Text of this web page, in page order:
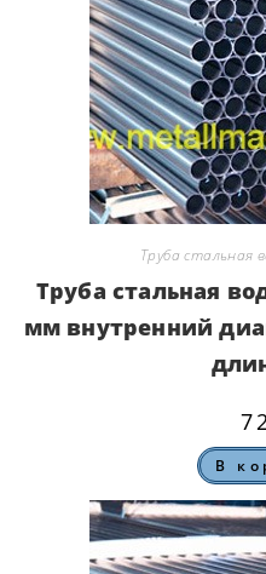
Труба стальная
Труба стальная
мм внутренний
В